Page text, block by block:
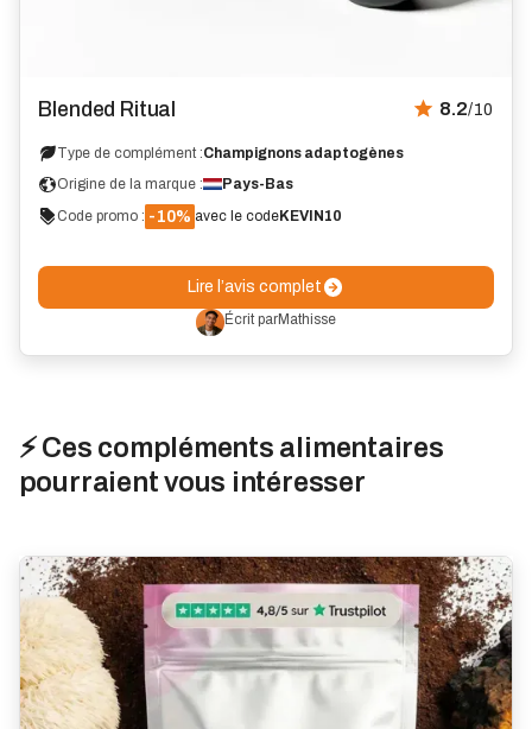
Blended Ritual 8.2/10
Type de complément :Champignons adaptogènes
Origine de la marque :
Pays-Bas
Code promo : -10% avec le codeKEVIN10
Lire l’avis complet
Écrit parMathisse
⚡ Ces compléments alimentaires
pourraient vous intéresser